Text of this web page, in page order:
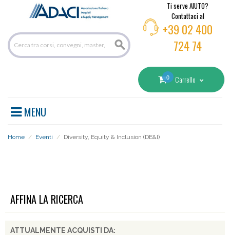
Ti serve AIUTO?
Contattaci al
+39 02 400
724 74
0 Carrello
MENU
Home / Eventi / Diversity, Equity & Inclusion (DE&I)
AFFINA LA RICERCA
ATTUALMENTE ACQUISTI DA: